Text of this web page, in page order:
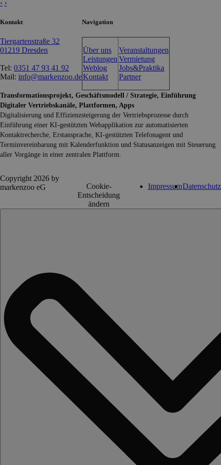
‹ ›
Kontakt
Tiergartenstraße 32
01219 Dresden
Tel: 0351 47 93 41 92
Mail: info@markenzoo.de
Navigation
Über uns
Leistungen
Weblog
Kontakt
Veranstaltungen
Vermietung
Jobs&Praktika
Partner
Transformationsprojekt, Geschäftsmodell / Strategie, Einführung
Digitaler Vertriebskanäle, Plattformen, Apps
Digitalisierung und Effizienzsteigerung der Vertriebsprozesse durch
Einführung einer KI-gestützten Webapplikation zur automatisierten
Kontaktrecherche, Erstansprache, KI-gestützten Telefonagent und
Terminvereinbarung mit Kalenderfunktion und Statusanzeigen mit Steuerung
aller Vorgänge in einer zentralen Plattform.
Copyright 2026 by
markenzoo eG
Cookie-
Entscheidung
ändern
ImpressumDatenschutz